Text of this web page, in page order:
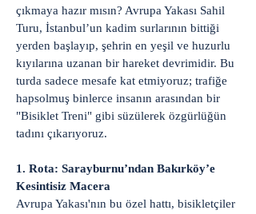
çıkmaya hazır mısın? Avrupa Yakası Sahil
Turu, İstanbul’un kadim surlarının bittiği
yerden başlayıp, şehrin en yeşil ve huzurlu
kıyılarına uzanan bir hareket devrimidir. Bu
turda sadece mesafe kat etmiyoruz; trafiğe
hapsolmuş binlerce insanın arasından bir
"Bisiklet Treni" gibi süzülerek özgürlüğün
tadını çıkarıyoruz.
1. Rota: Sarayburnu’ndan Bakırköy’e
Kesintisiz Macera
Avrupa Yakası'nın bu özel hattı, bisikletçiler